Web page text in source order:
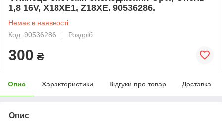
1,8 16V, X18XE1, Z18XE. 90536286.
Немає в наявності
Код: 90536286
Роздріб
300 ₴
Опис Характеристики Відгуки про товар Доставка
Опис